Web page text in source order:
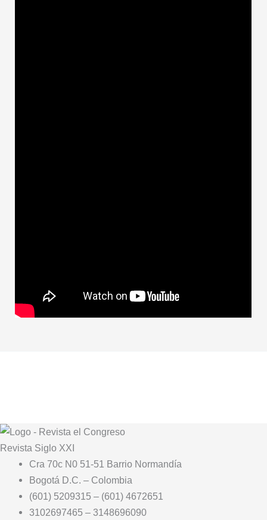
Revista Siglo XXI
Cra 70c N0 51-51 Barrio Normandía
Bogotá D.C. – Colombia
(601) 5209315 – (601) 4672651
3102697465 – 3148696090